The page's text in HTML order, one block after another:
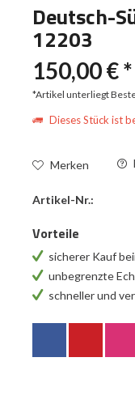
Deutsch-
12203
150,00 € *
*Artikel unterliegt
Dieses Stück ist
Merken
Artikel-Nr.:
Vorteile
sicherer Kauf
unbegrenzte
schneller und